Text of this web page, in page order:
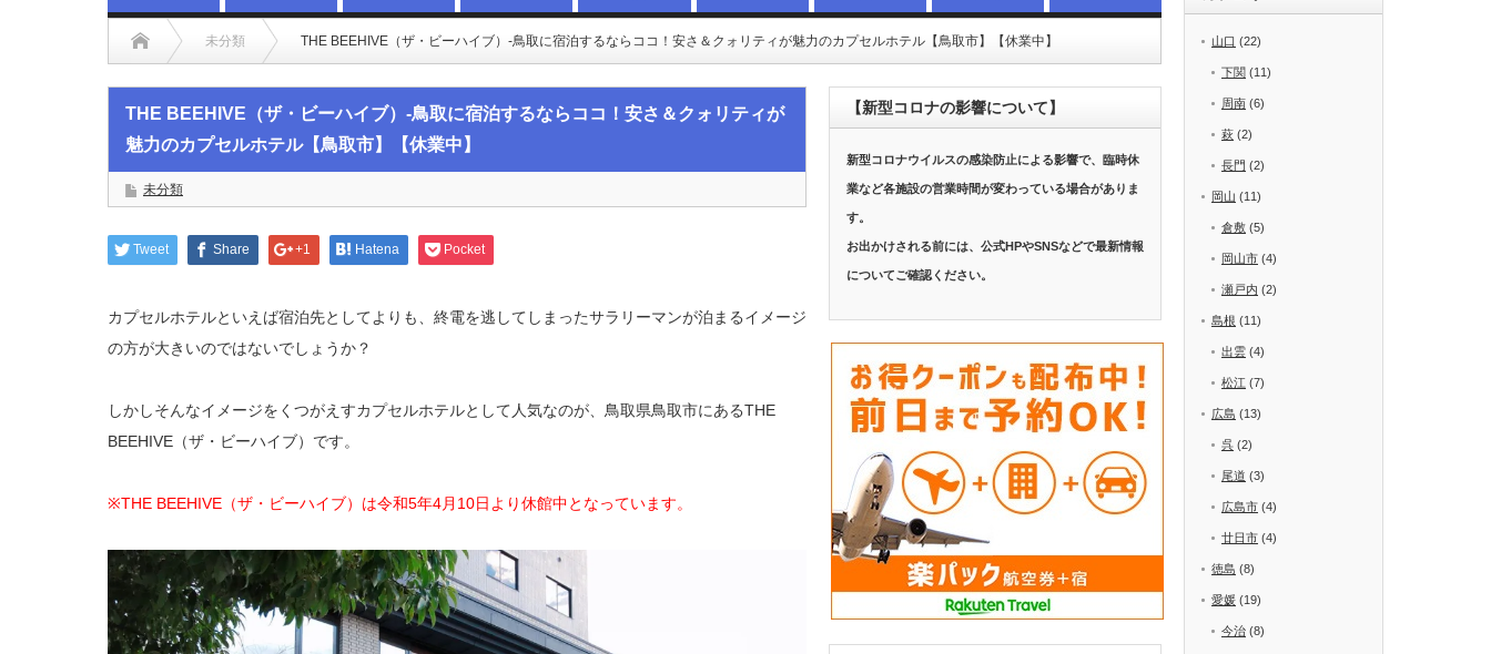
未分類 THE BEEHIVE（ザ・ビーハイブ）-鳥取に宿泊するならココ！安さ＆クォリティが魅力のカプセルホテル【鳥取市】【休業中】
THE BEEHIVE（ザ・ビーハイブ）-鳥取に宿泊するならココ！安さ＆クォリティが
魅力のカプセルホテル【鳥取市】【休業中】
未分類
Tweet Share +1 Hatena Pocket
カプセルホテルといえば宿泊先としてよりも、終電を逃してしまったサラリーマンが泊まるイメージ
の方が大きいのではないでしょうか？
しかしそんなイメージをくつがえすカプセルホテルとして人気なのが、鳥取県鳥取市にあるTHE
BEEHIVE（ザ・ビーハイブ）です。
※THE BEEHIVE（ザ・ビーハイブ）は令和5年4月10日より休館中となっています。
【新型コロナの影響について】
新型コロナウイルスの感染防止による影響で、臨時休
業など各施設の営業時間が変わっている場合がありま
す。
お出かけされる前には、公式HPやSNSなどで最新情報
についてご確認ください。
山口 (22)
下関 (11)
周南 (6)
萩 (2)
長門 (2)
岡山 (11)
倉敷 (5)
岡山市 (4)
瀬戸内 (2)
島根 (11)
出雲 (4)
松江 (7)
広島 (13)
呉 (2)
尾道 (3)
広島市 (4)
廿日市 (4)
徳島 (8)
愛媛 (19)
今治 (8)